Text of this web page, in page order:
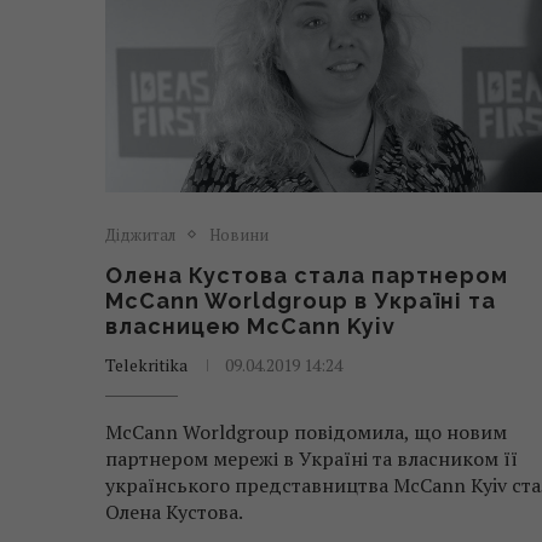
Діджитал Новини
Олена Кустова стала партнером
McCann Worldgroup в Україні та
власницею McCann Kyiv
Telekritika 09.04.2019 14:24
McCann Worldgroup повідомила, що новим
партнером мережі в Україні та власником її
українського представництва McCann Kyiv
Олена Кустова.